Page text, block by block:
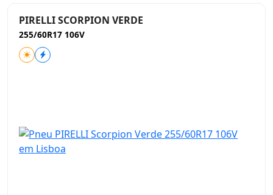
PIRELLI SCORPION VERDE
255/60R17 106V